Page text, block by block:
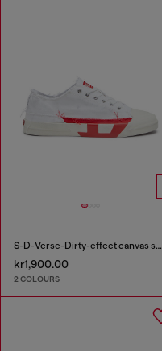
S-D-Verse-Dirty-effect canvas sneakers
kr1,900.00
2 COLOURS